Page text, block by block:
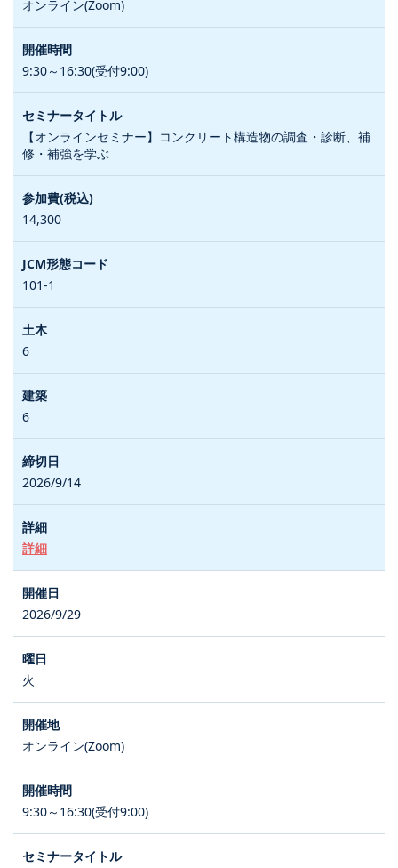
オンライン(Zoom)
9:30～16:30(受付9:00)
【オンラインセミナー】コンクリート構造物の調査・診断、補
修・補強を学ぶ
14,300
101-1
6
6
2026/9/14
詳細
2026/9/29
火
オンライン(Zoom)
9:30～16:30(受付9:00)